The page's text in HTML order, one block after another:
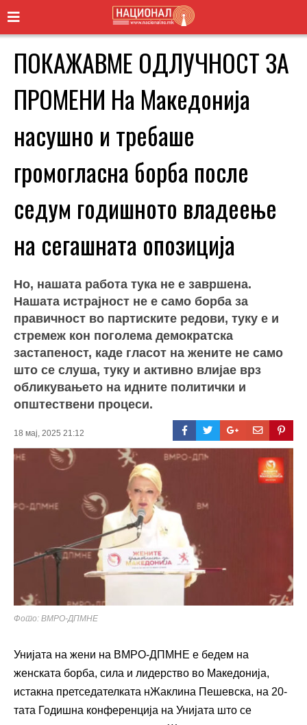
ПОКАЖАВМЕ ОДЛУЧНОСТ ЗА
ПРОМЕНИ На Македонија
насушно и требаше
громогласна борба после
седум годишното владеење
на сегашната опозиција
Но, нашата работа тука не е завршена.
Нашата истрајност не е само борба за
правичност во партиските редови, туку е и
стремеж кон поголема демократска
застапеност, каде гласот на жените не само
што се слуша, туку и активно влијае врз
обликувањето на идните политички и
општествени процеси.
18 мај, 2025 21:12
Фото: ВМРО-ДПМНЕ
Унијата на жени на ВМРО-ДПМНЕ е бедем на
женската борба, сила и лидерство во Македонија,
истакна претседателката нЖаклина Пешевска, на 20-
тата Годишна конференција на Унијата што се